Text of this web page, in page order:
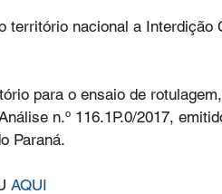
território nacional a Interdição
para o ensaio de
n.º 116.1P.0/2017,
Paraná.
AQUI